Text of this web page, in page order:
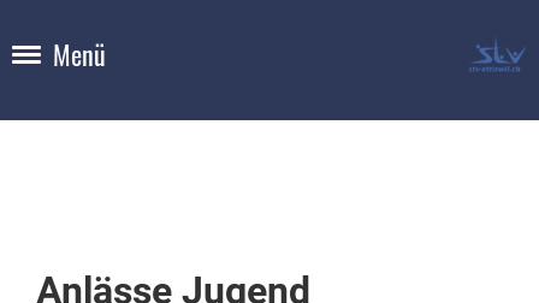
Menü
Anlässe Jugend